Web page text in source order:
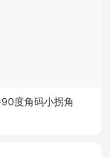
度角码小拐角